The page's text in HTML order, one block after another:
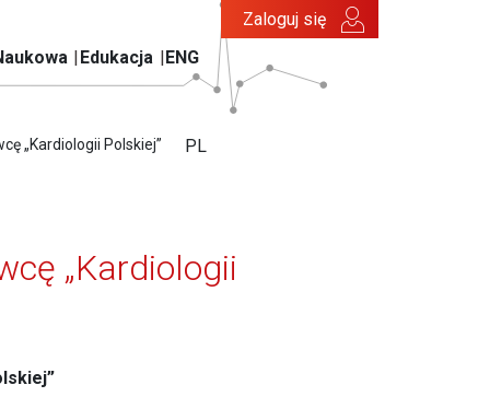
Edukacja ENG
Zaloguj się
„Kardiologii Polskiej” PL
„Kardiologii